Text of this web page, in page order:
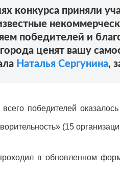
конкурса приняли
победителей и
ценят вашу
Наталья Сергунина,
победителей
(15
в обновленном